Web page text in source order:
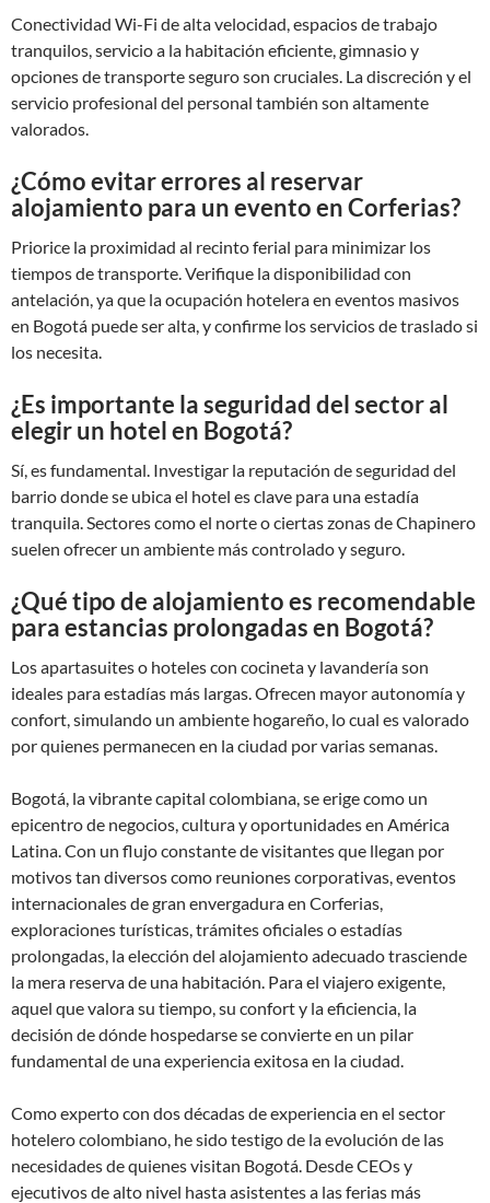
Conectividad Wi-Fi de alta velocidad, espacios de trabajo
tranquilos, servicio a la habitación eficiente, gimnasio y
opciones de transporte seguro son cruciales. La discreción y el
servicio profesional del personal también son altamente
valorados.
¿Cómo evitar errores al reservar
alojamiento para un evento en Corferias?
Priorice la proximidad al recinto ferial para minimizar los
tiempos de transporte. Verifique la disponibilidad con
antelación, ya que la ocupación hotelera en eventos masivos
en Bogotá puede ser alta, y confirme los servicios de traslado si
los necesita.
¿Es importante la seguridad del sector al
elegir un hotel en Bogotá?
Sí, es fundamental. Investigar la reputación de seguridad del
barrio donde se ubica el hotel es clave para una estadía
tranquila. Sectores como el norte o ciertas zonas de Chapinero
suelen ofrecer un ambiente más controlado y seguro.
¿Qué tipo de alojamiento es recomendable
para estancias prolongadas en Bogotá?
Los apartasuites o hoteles con cocineta y lavandería son
ideales para estadías más largas. Ofrecen mayor autonomía y
confort, simulando un ambiente hogareño, lo cual es valorado
por quienes permanecen en la ciudad por varias semanas.
Bogotá, la vibrante capital colombiana, se erige como un
epicentro de negocios, cultura y oportunidades en América
Latina. Con un flujo constante de visitantes que llegan por
motivos tan diversos como reuniones corporativas, eventos
internacionales de gran envergadura en Corferias,
exploraciones turísticas, trámites oficiales o estadías
prolongadas, la elección del alojamiento adecuado trasciende
la mera reserva de una habitación. Para el viajero exigente,
aquel que valora su tiempo, su confort y la eficiencia, la
decisión de dónde hospedarse se convierte en un pilar
fundamental de una experiencia exitosa en la ciudad.
Como experto con dos décadas de experiencia en el sector
hotelero colombiano, he sido testigo de la evolución de las
necesidades de quienes visitan Bogotá. Desde CEOs y
ejecutivos de alto nivel hasta asistentes a las ferias más